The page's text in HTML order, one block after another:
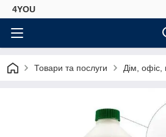
4YOU
Товари та послуги Дім, офіс,